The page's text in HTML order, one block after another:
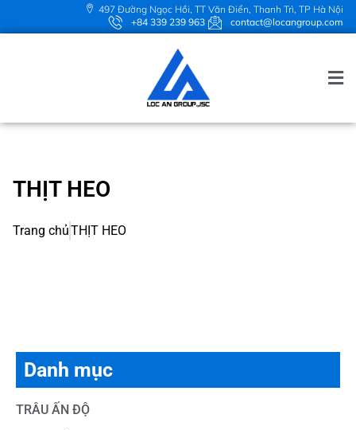
497 Đường Ngọc Hồi, TT Văn Điển, Thanh Trì, TP Hà Nội
+84 339 239 963
contact@locangroup.com
THỊT HEO
Trang chủTHỊT HEO
Danh mục
TRÂU ẤN ĐỘ